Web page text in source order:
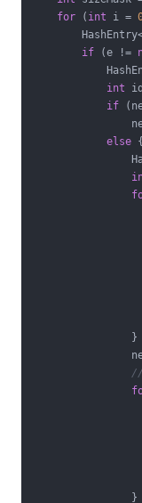
for ( int i =
if (e !=
int
if
else
                }
//
                }